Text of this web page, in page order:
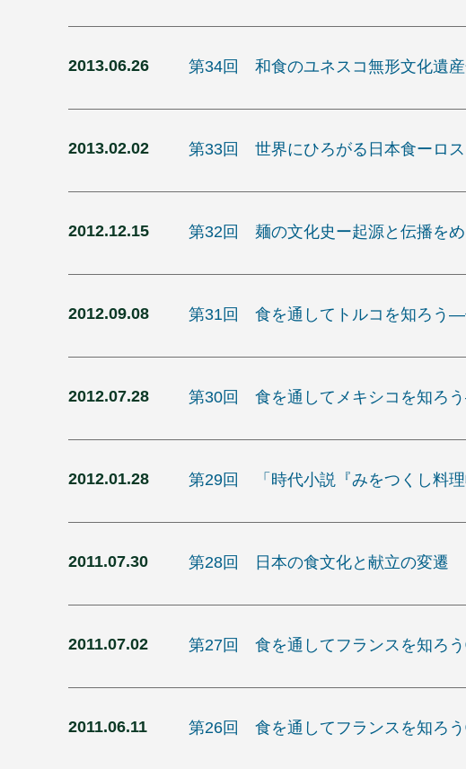
2013.06.26 第34回 和食のユネスコ無形文化遺
2013.02.02 第33回 世界にひろがる日本食ーロ
2012.12.15 第32回 麺の文化史ー起源と伝播をめ
2012.09.08 第31回 食を通してトルコを知ろう―
2012.07.28 第30回 食を通してメキシコを知ろ
2012.01.28 第29回 「時代小説『みをつくし料
2011.07.30 第28回 日本の食文化と献立の変遷
2011.07.02 第27回 食を通してフランスを知ろ
2011.06.11 第26回 食を通してフランスを知ろ